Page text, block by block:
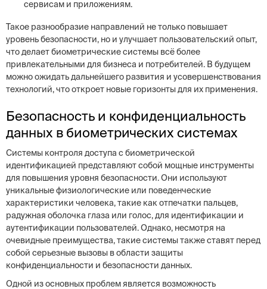
сервисам и приложениям.
Такое разнообразие направлений не только повышает
уровень безопасности, но и улучшает пользовательский опыт,
что делает биометрические системы всё более
привлекательными для бизнеса и потребителей. В будущем
можно ожидать дальнейшего развития и усовершенствования
технологий, что откроет новые горизонты для их применения.
Безопасность и конфиденциальность
данных в биометрических системах
Системы контроля доступа с биометрической
идентификацией представляют собой мощные инструменты
для повышения уровня безопасности. Они используют
уникальные физиологические или поведенческие
характеристики человека, такие как отпечатки пальцев,
радужная оболочка глаза или голос, для идентификации и
аутентификации пользователей. Однако, несмотря на
очевидные преимущества, такие системы также ставят перед
собой серьезные вызовы в области защиты
конфиденциальности и безопасности данных.
Одной из основных проблем является возможность